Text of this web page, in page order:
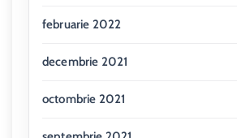
februarie 2022
decembrie 2021
octombrie 2021